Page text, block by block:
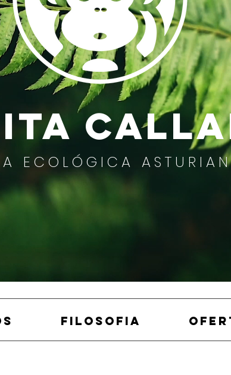
ECOLÓGICA
FILOSOFIA